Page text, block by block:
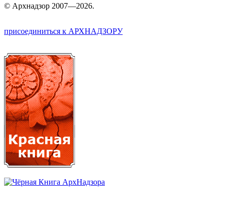
© Архнадзор 2007—2026.
присоединиться к АРХНАДЗОРУ